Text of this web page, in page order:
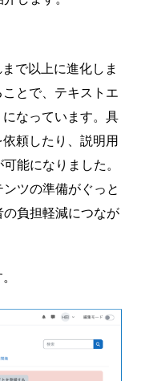
で以上に進化しま
とで、テキストエ
なっています。具
頼したり、説明用
能になりました。
ツの準備がぐっと
負担軽減につなが